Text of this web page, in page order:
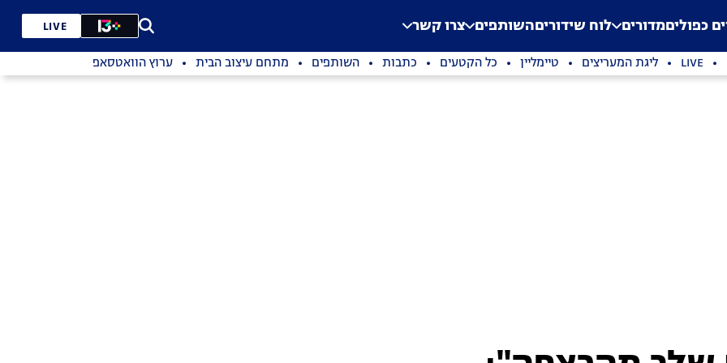
Application error: a
. כפוליםמדורים לוח שידוריםהשותפים צרו קשר LIVE
LIVE ליגת המעריצים טיימליין כל הקטעים כתבות השותפים מתחם עיצוב הבית ערוץ הוואטסאפ